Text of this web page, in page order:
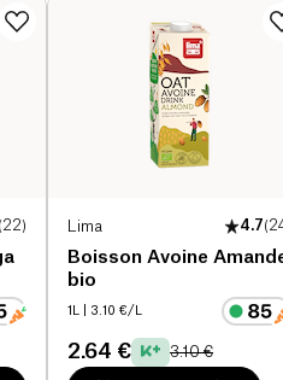
(22) Lima 4.7(
Boisson Avoine
bio
1L | 3.10 €/L
2.64 € 3.10 €